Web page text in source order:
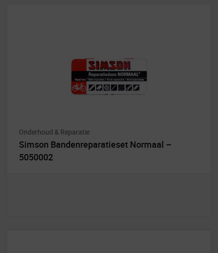
Onderhoud & Reparatie
Simson Bandenreparatieset Normaal –
5050002